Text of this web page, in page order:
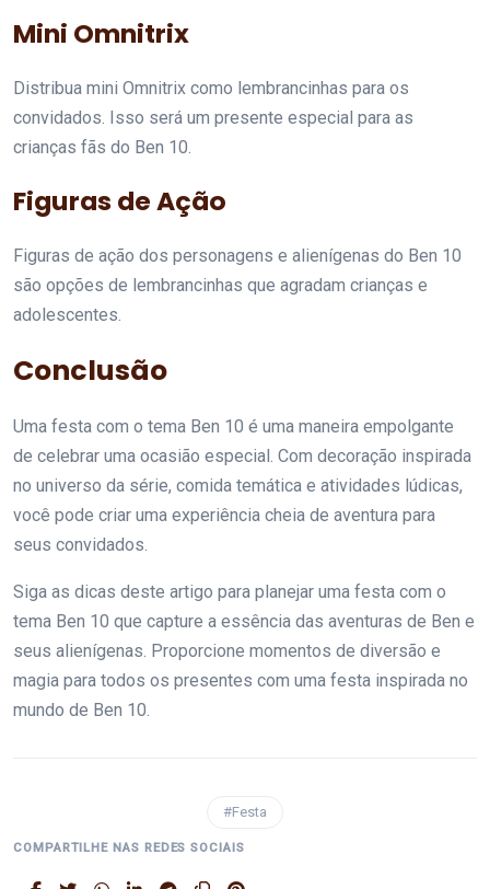
Mini Omnitrix
Distribua mini Omnitrix como lembrancinhas para os
convidados. Isso será um presente especial para as
crianças fãs do Ben 10.
Figuras de Ação
Figuras de ação dos personagens e alienígenas do Ben 10
são opções de lembrancinhas que agradam crianças e
adolescentes.
Conclusão
Uma festa com o tema Ben 10 é uma maneira empolgante
de celebrar uma ocasião especial. Com decoração inspirada
no universo da série, comida temática e atividades lúdicas,
você pode criar uma experiência cheia de aventura para
seus convidados.
Siga as dicas deste artigo para planejar uma festa com o
tema Ben 10 que capture a essência das aventuras de Ben e
seus alienígenas. Proporcione momentos de diversão e
magia para todos os presentes com uma festa inspirada no
mundo de Ben 10.
#Festa
COMPARTILHE NAS REDES SOCIAIS